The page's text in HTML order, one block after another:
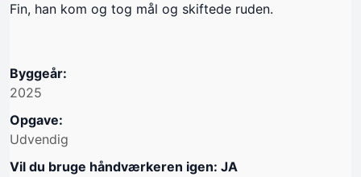
Fin, han kom og tog mål og skiftede ruden.
Byggeår:
2025
Opgave:
Udvendig
Vil du bruge håndværkeren igen: JA